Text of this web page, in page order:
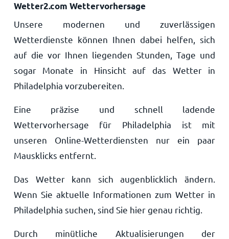
Wetter2.com Wettervorhersage
Unsere modernen und zuverlässigen
Wetterdienste können Ihnen dabei helfen, sich
auf die vor Ihnen liegenden Stunden, Tage und
sogar Monate in Hinsicht auf das Wetter in
Philadelphia vorzubereiten.
Eine präzise und schnell ladende
Wettervorhersage für Philadelphia ist mit
unseren Online-Wetterdiensten nur ein paar
Mausklicks entfernt.
Das Wetter kann sich augenblicklich ändern.
Wenn Sie aktuelle Informationen zum Wetter in
Philadelphia suchen, sind Sie hier genau richtig.
Durch minütliche Aktualisierungen der